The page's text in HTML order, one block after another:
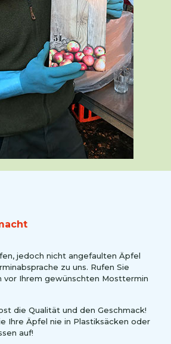
jedoch nicht angefaulten Äpfel
zu uns. Rufen Sie
vor Ihrem gewünschten Mosttermin
die Qualität und den Geschmack!
Ihre Äpfel nie in Plastiksäcken oder
auf!